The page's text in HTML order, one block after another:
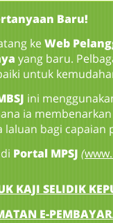
Baru!
keWeb
yang baru.
untuk
ini
ia
laluan bagi capaian
Portal MPSJ (
KAJI SELIDIK
E-